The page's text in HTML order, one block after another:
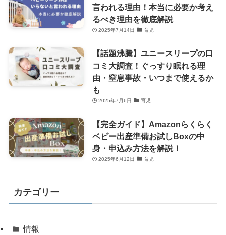
言われる理由！本当に必要か考え
るべき理由を徹底解説
2025年7月14日 育児
【話題沸騰】ユニースリープの口
コミ大調査！ぐっすり眠れる理
由・窒息事故・いつまで使えるか
も
2025年7月6日 育児
【完全ガイド】Amazonらくらく
ベビー出産準備お試しBoxの中
身・申込み方法を解説！
2025年6月12日 育児
カテゴリー
情報